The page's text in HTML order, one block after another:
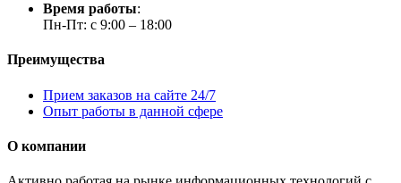
Время работы:
Пн-Пт: с 9:00 – 18:00
Преимущества
Прием заказов на сайте 24/7
Опыт работы в данной сфере
О компании